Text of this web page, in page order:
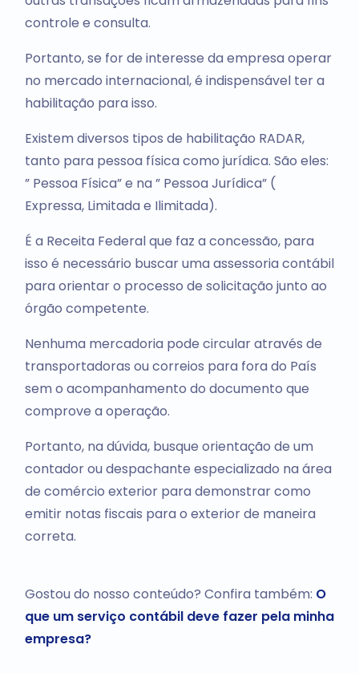
controle e consulta.
Portanto, se for de interesse da empresa operar
no mercado internacional, é indispensável ter a
habilitação para isso.
Existem diversos tipos de habilitação RADAR,
tanto para pessoa física como jurídica. São eles:
” Pessoa Física” e na ” Pessoa Jurídica” (
Expressa, Limitada e Ilimitada).
É a Receita Federal que faz a concessão, para
isso é necessário buscar uma assessoria contábil
para orientar o processo de solicitação junto ao
órgão competente.
Nenhuma mercadoria pode circular através de
transportadoras ou correios para fora do País
sem o acompanhamento do documento que
comprove a operação.
Portanto, na dúvida, busque orientação de um
contador ou despachante especializado na área
de comércio exterior para demonstrar como
emitir notas fiscais para o exterior de maneira
correta.
Gostou do nosso conteúdo? Confira também: O
que um serviço contábil deve fazer pela minha
empresa?